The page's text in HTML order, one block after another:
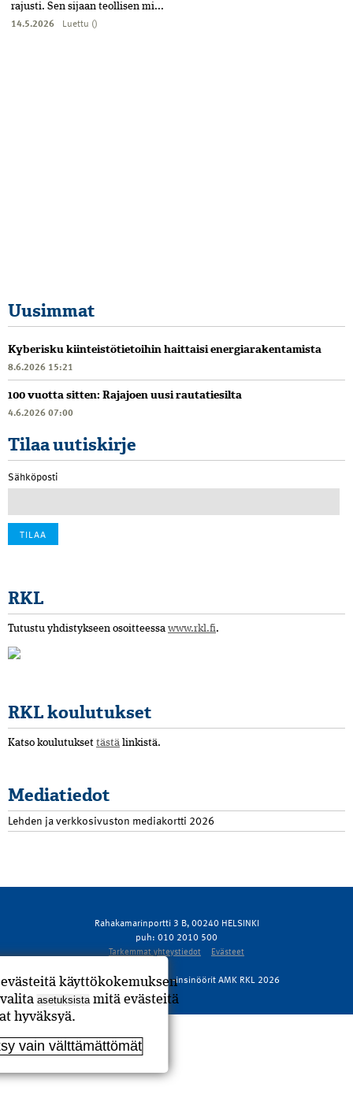
rajusti. Sen sijaan teollisen mi...
14.5.2026 Luettu ()
Uusimmat
Kyberisku kiinteistötietoihin haittaisi energiarakentamista
8.6.2026 15:21
100 vuotta sitten: Rajajoen uusi rautatiesilta
4.6.2026 07:00
Tilaa uutiskirje
Sähköposti
RKL
Tutustu yhdistykseen osoitteessa www.rkl.fi.
RKL koulutukset
Katso koulutukset tästä linkistä.
Mediatiedot
Lehden ja verkkosivuston mediakortti 2026
Rahakamarinportti 3 B, 00240 HELSINKI
puh: 010 2010 500
Tarkemmat yhteystiedot Evästeet
© Rakennusmestarit ja –insinöörit AMK RKL 2026
käyttökokemuksen
asetuksistamitä evästeitä
hyväksyä.
vain välttämättömät